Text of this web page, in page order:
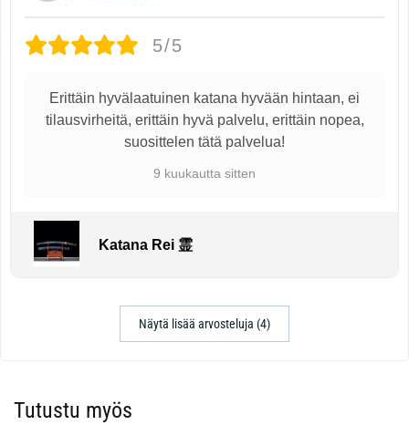
5/5
Erittäin hyvälaatuinen katana hyvään hintaan, ei
tilausvirheitä, erittäin hyvä palvelu, erittäin nopea,
suosittelen tätä palvelua!
9 kuukautta sitten
Katana Rei 霊
Näytä lisää arvosteluja (4)
Tutustu myös